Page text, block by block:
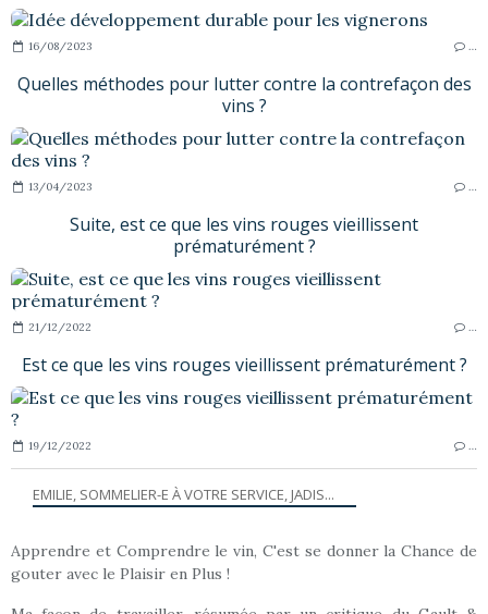
16/08/2023
Quelles méthodes pour lutter contre la contrefaçon des
vins ?
13/04/2023
Suite, est ce que les vins rouges vieillissent
prématurément ?
21/12/2022
Est ce que les vins rouges vieillissent prématurément ?
19/12/2022
EMILIE, SOMMELIER-E À VOTRE SERVICE, JADIS...
Apprendre et Comprendre le vin, C'est se donner la Chance de
gouter avec le Plaisir en Plus !